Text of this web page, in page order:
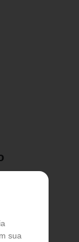
sua